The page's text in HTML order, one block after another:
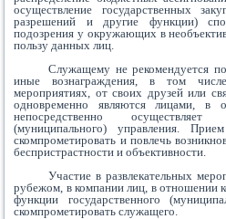
осуществление государственных
разрешений и другие функции)
подозрения у окружающих в
пользу данных лиц.
Служащему не рекомендуется
иные вознаграждения, в том
мероприятиях, от своих друзей или
одновременно являются лицами, в
непосредственно осуществляет
(муниципального) управления.
скомпрометировать и повлечь
беспристрастности и объективности.
Участие в развлекательных
рубежом, в компании лиц, в отношении
функции государственного
скомпрометировать служащего.